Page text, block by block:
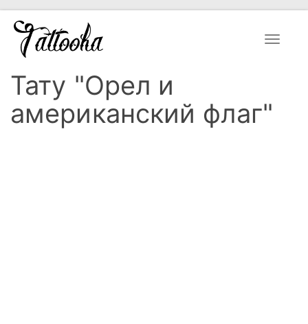
Toggle
Тату "Орел и
американский флаг"